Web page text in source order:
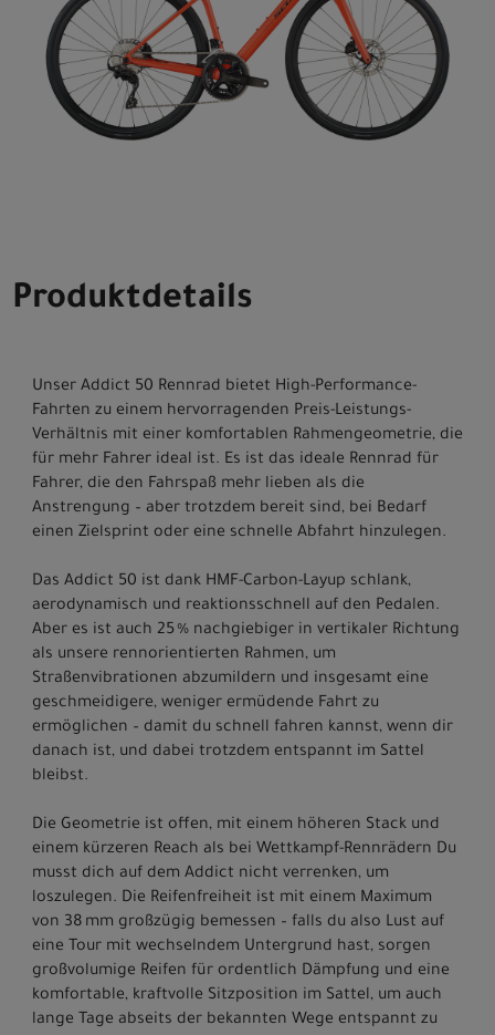
Produktdetails
Unser Addict 50 Rennrad bietet High-Performance-
Fahrten zu einem hervorragenden Preis-Leistungs-
Verhältnis mit einer komfortablen Rahmengeometrie, die
für mehr Fahrer ideal ist. Es ist das ideale Rennrad für
Fahrer, die den Fahrspaß mehr lieben als die
Anstrengung – aber trotzdem bereit sind, bei Bedarf
einen Zielsprint oder eine schnelle Abfahrt hinzulegen.
Das Addict 50 ist dank HMF-Carbon-Layup schlank,
aerodynamisch und reaktionsschnell auf den Pedalen.
Aber es ist auch 25 % nachgiebiger in vertikaler Richtung
als unsere rennorientierten Rahmen, um
Straßenvibrationen abzumildern und insgesamt eine
geschmeidigere, weniger ermüdende Fahrt zu
ermöglichen – damit du schnell fahren kannst, wenn dir
danach ist, und dabei trotzdem entspannt im Sattel
bleibst.
Die Geometrie ist offen, mit einem höheren Stack und
einem kürzeren Reach als bei Wettkampf-Rennrädern Du
musst dich auf dem Addict nicht verrenken, um
loszulegen. Die Reifenfreiheit ist mit einem Maximum
von 38 mm großzügig bemessen – falls du also Lust auf
eine Tour mit wechselndem Untergrund hast, sorgen
großvolumige Reifen für ordentlich Dämpfung und eine
komfortable, kraftvolle Sitzposition im Sattel, um auch
lange Tage abseits der bekannten Wege entspannt zu